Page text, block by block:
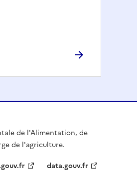
de l'Alimentation, de
de l'agriculture.
data.gouv.fr